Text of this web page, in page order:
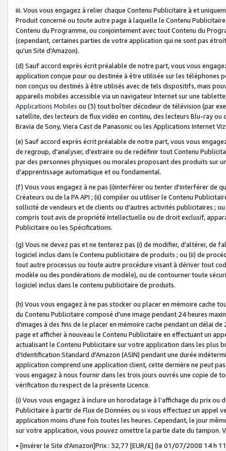
iii. Vous vous engagez à relier chaque Contenu Publicitaire à et
Produit concerné ou toute autre page à laquelle le Contenu
Contenu du Programme, ou conjointement avec tout Contenu du
(cependant, certaines parties de votre application qui ne sont pas
qu'un Site d'Amazon).
(d) Sauf accord exprès écrit préalable de notre part, vous vous
application conçue pour ou destinée à être utilisée sur les téléphones
non conçus ou destinés à être utilisés avec de tels dispositifs, mais
appareils mobiles accessible via un navigateur Internet sur une
Applications Mobiles ou (3) tout boîtier décodeur de télévision (par
satellite, des lecteurs de flux vidéo en continu, des lecteurs Blu-ray
Bravia de Sony, Viera Cast de Panasonic ou les Applications Internet
(e) Sauf accord exprès écrit préalable de notre part, vous vous
de regroup, d'analyser, d'extraire ou de redéfinir tout Contenu
par des personnes physiques ou morales proposant des produits sur
d’apprentissage automatique et ou fondamental.
(f) Vous vous engagez à ne pas (i)interférer ou tenter d'interférer de
Créateurs ou de la PA API ; (ii) compiler ou utiliser le Contenu
sollicité de vendeurs et de clients ou d'autres activités publicitaires ;
compris tout avis de propriété intellectuelle ou de droit exclusif,
Publicitaire ou les Spécifications.
(g) Vous ne devez pas et ne tenterez pas (i) de modifier, d'altérer, de
logiciel inclus dans le Contenu publicitaire de produits ; ou (ii) de
tout autre processus ou toute autre procédure visant à dériver tout
modèle ou des pondérations de modèle), ou de contourner toute
logiciel inclus dans le contenu publicitaire de produits.
(h) Vous vous engagez à ne pas stocker ou placer en mémoire cache
du Contenu Publicitaire composé d'une image pendant 24 heures
d'images à des fins de le placer en mémoire cache pendant un délai
page et afficher à nouveau le Contenu Publicitaire en effectuant un
actualisant le Contenu Publicitaire sur votre application dans les plus
d'Identification Standard d'Amazon (ASIN) pendant une durée
application comprend une application client, cette dernière ne peut
vous engagez à nous fournir dans les trois jours ouvrés une copie de
vérification du respect de la présente Licence.
(i) Vous vous engagez à inclure un horodatage à l'affichage du prix
Publicitaire à partir de Flux de Données ou si vous effectuez un appel
application moins d'une fois toutes les heures. Cependant, le jour
sur votre application, vous pouvez omettre la partie date du tampon.
• [insérer le Site d'Amazon]Prix : 32,77 [EUR/£] (le 01/07/2008 14 h